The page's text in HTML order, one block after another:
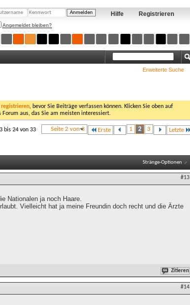
Registrieren
Hilfe
Angemeldet bleiben?
Erweiterte Suche
registrieren, bevor Sie Beiträge verfassen können. Klicken Sie oben auf
Forum aus, das Sie am meisten interessiert.
Seite 2 von 3 Erste 1 2 3 Letzte
bis 24 von 33
Stränge-Optionen
#13
Nationalen ja noch Haare.
Vielleicht hat ja meine Freundin doch recht und die Ärzte
Zitieren
#14